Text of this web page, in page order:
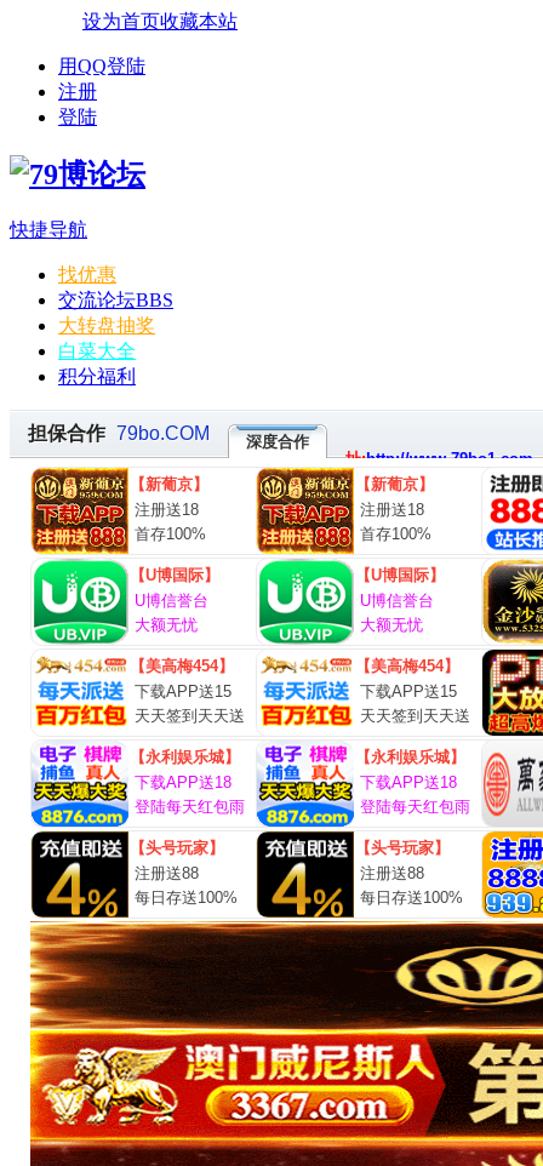
设为首页收藏本站
用QQ登陆
注册
登陆
快捷导航
找优惠
交流论坛BBS
大转盘抽奖
白菜大全
积分福利